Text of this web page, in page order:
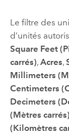
Le filtre des
d’unités
Square Feet
carrés), Acres,
Millimeters
Centimeters
Decimeters
(Mètres carrés)
(Kilomètres